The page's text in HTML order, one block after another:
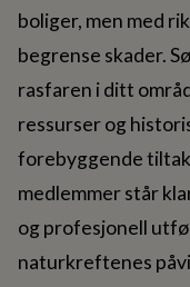
boliger, men med
begrense skader.
rasfaren i ditt
ressurser og
forebyggende
medlemmer står
og profesjonell
naturkreftenes